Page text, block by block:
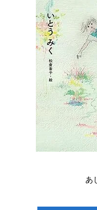
あ